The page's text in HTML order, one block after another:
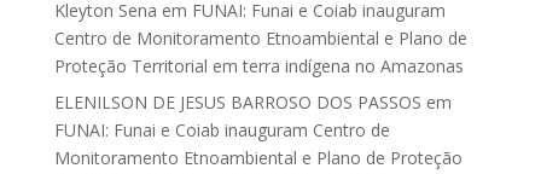
Kleyton Sena em FUNAI: Funai e Coiab inauguram
Centro de Monitoramento Etnoambiental e Plano de
Proteção Territorial em terra indígena no Amazonas
ELENILSON DE JESUS BARROSO DOS PASSOS em
FUNAI: Funai e Coiab inauguram Centro de
Monitoramento Etnoambiental e Plano de Proteção